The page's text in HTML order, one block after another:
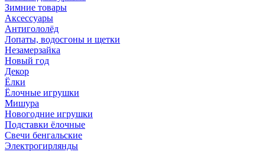
Зимние товары
Аксессуары
Антигололёд
Лопаты, водосгоны и щетки
Незамерзайка
Новый год
Декор
Ёлки
Ёлочные игрушки
Мишура
Новогодние игрушки
Подставки ёлочные
Свечи бенгальские
Электрогирлянды